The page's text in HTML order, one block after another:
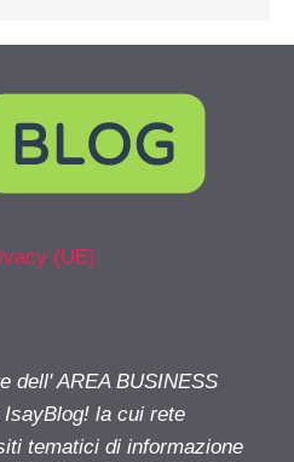
(UE)
dell' AREA BUSINESS
la cui rete
tematici di informazione